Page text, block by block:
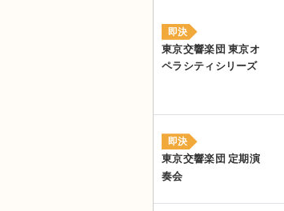
即決
東京交響楽団 東京オ
ペラシティシリーズ
即決
東京交響楽団 定期演
奏会